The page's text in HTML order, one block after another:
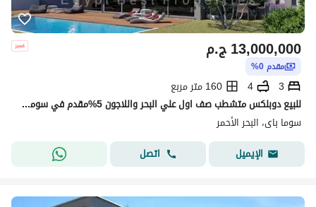
ج.م13,000,000
مقدم 0%
3
4
160 متر مربع
للبيع دوبلكس متشطب صف اول علي البحر واللاجون 5%مقدم في سوما باي
سوما باى، البحر الأحمر
الإيميل
اتصل